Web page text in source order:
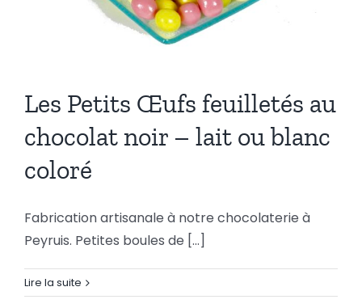
Les Petits Œufs feuilletés
au chocolat noir – lait ou
blanc coloré
Les Petits Œufs feuilletés au
chocolat noir – lait ou blanc
coloré
Fabrication artisanale à notre chocolaterie à
Peyruis. Petites boules de [...]
Lire la suite